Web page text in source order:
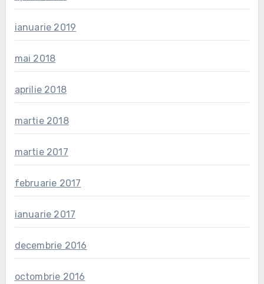
ianuarie 2019
mai 2018
aprilie 2018
martie 2018
martie 2017
februarie 2017
ianuarie 2017
decembrie 2016
octombrie 2016